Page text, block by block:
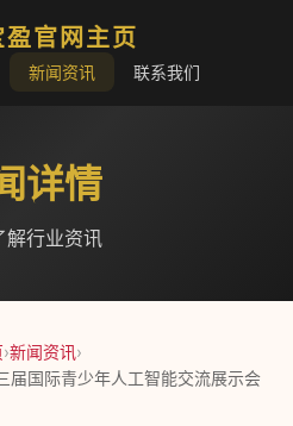
官网主页
新闻资讯 联系我们
详情
解行业资讯
›新闻资讯›
国际青少年人工智能交流展示会